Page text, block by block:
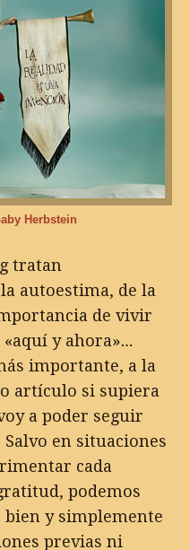
Herbstein
tratan
autoestima, de la
de vivir
y ahora»…
importante, a la
artículo si supiera
a poder seguir
en situaciones
cada
podemos
bien y simplemente
previas ni